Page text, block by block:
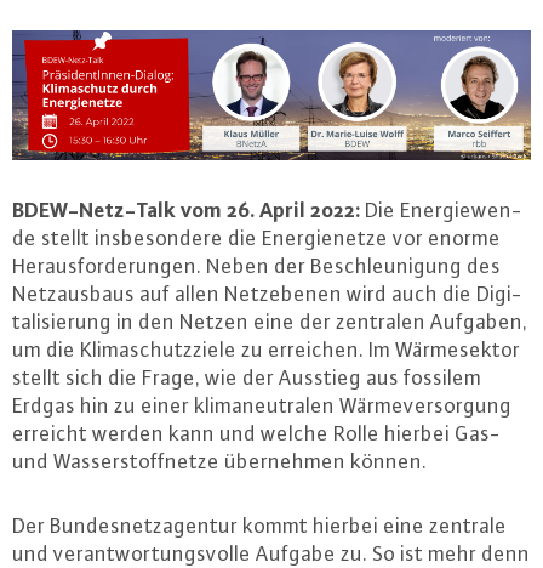
BDEW-Netz-Talk vom 26. April 2022: Die En­er­gie­wen­
de stellt ins­be­son­de­re die En­er­gie­net­ze vor enorme
Her­aus­for­de­run­gen. Neben der Be­schleu­ni­gung des
Netz­aus­baus auf allen Netz­ebe­nen wird auch die Di­gi­
ta­li­sie­rung in den Netzen eine der zentralen Aufgaben,
um die Kli­ma­schutz­zie­le zu erreichen. Im Wär­me­sek­tor
stellt sich die Frage, wie der Ausstieg aus fossilem
Erdgas hin zu einer kli­ma­neu­tra­len Wär­me­ver­sor­gung
erreicht werden kann und welche Rolle hierbei Gas-
und Was­ser­stoff­net­ze über­neh­men können.
Der Bun­des­netz­agen­tur kommt hierbei eine zentrale
und ver­ant­wor­tungs­vol­le Aufgabe zu. So ist mehr denn